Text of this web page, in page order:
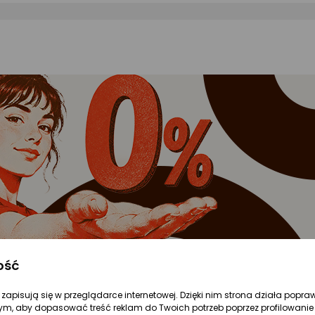
się w przeglądarce internetowej. Dzięki nim strona działa
aby dopasować treść reklam do Twoich potrzeb poprzez